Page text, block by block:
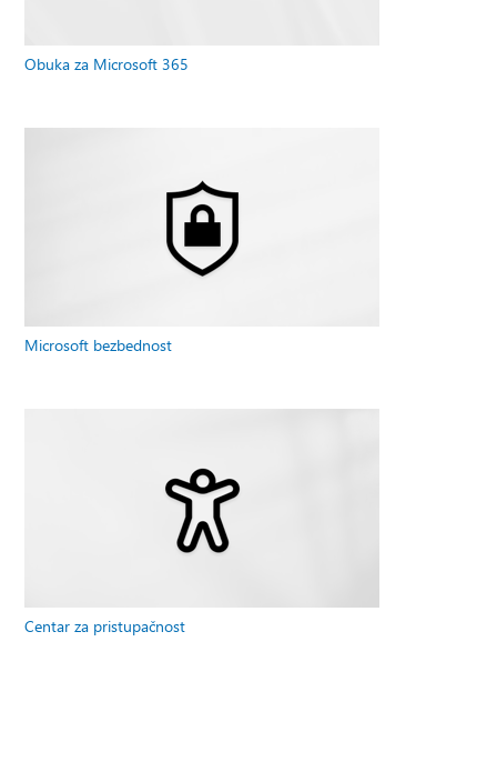
Obuka za Microsoft 365
Microsoft bezbednost
Centar za pristupačnost